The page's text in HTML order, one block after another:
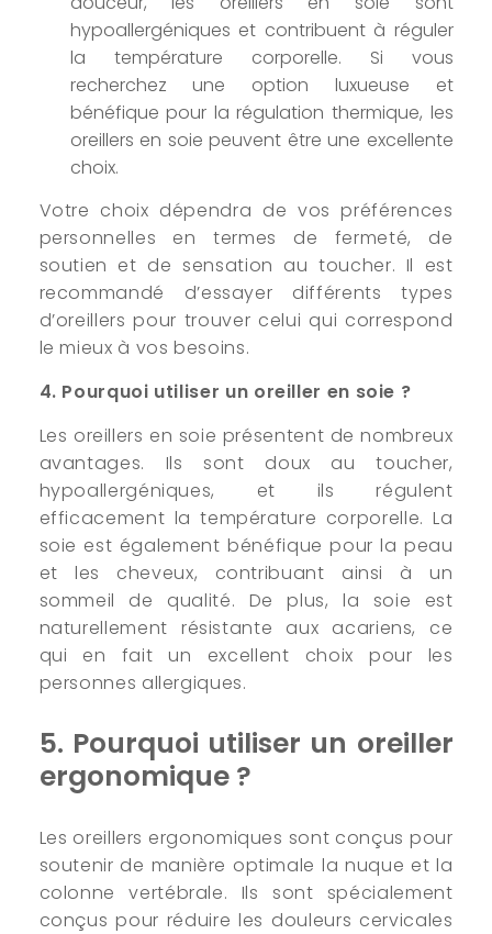
hypoallergéniques et contribuent à réguler
la température corporelle. Si vous
recherchez une option luxueuse et
bénéfique pour la régulation thermique, les
oreillers en soie peuvent être une excellente
choix.
Votre choix dépendra de vos préférences
personnelles en termes de fermeté, de
soutien et de sensation au toucher. Il est
recommandé d’essayer différents types
d’oreillers pour trouver celui qui correspond
le mieux à vos besoins.
4. Pourquoi utiliser un oreiller en soie ?
Les oreillers en soie présentent de nombreux
avantages. Ils sont doux au toucher,
hypoallergéniques, et ils régulent
efficacement la température corporelle. La
soie est également bénéfique pour la peau
et les cheveux, contribuant ainsi à un
sommeil de qualité. De plus, la soie est
naturellement résistante aux acariens, ce
qui en fait un excellent choix pour les
personnes allergiques.
5. Pourquoi utiliser un oreiller
ergonomique ?
Les oreillers ergonomiques sont conçus pour
soutenir de manière optimale la nuque et la
colonne vertébrale. Ils sont spécialement
conçus pour réduire les douleurs cervicales